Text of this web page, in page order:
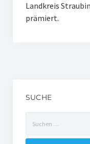
Gymnasialpreise
Historie
Ehemalige Stiftungs-
Hochschulpreis der
Landkreis
prämiert.
SUCHE
nach: